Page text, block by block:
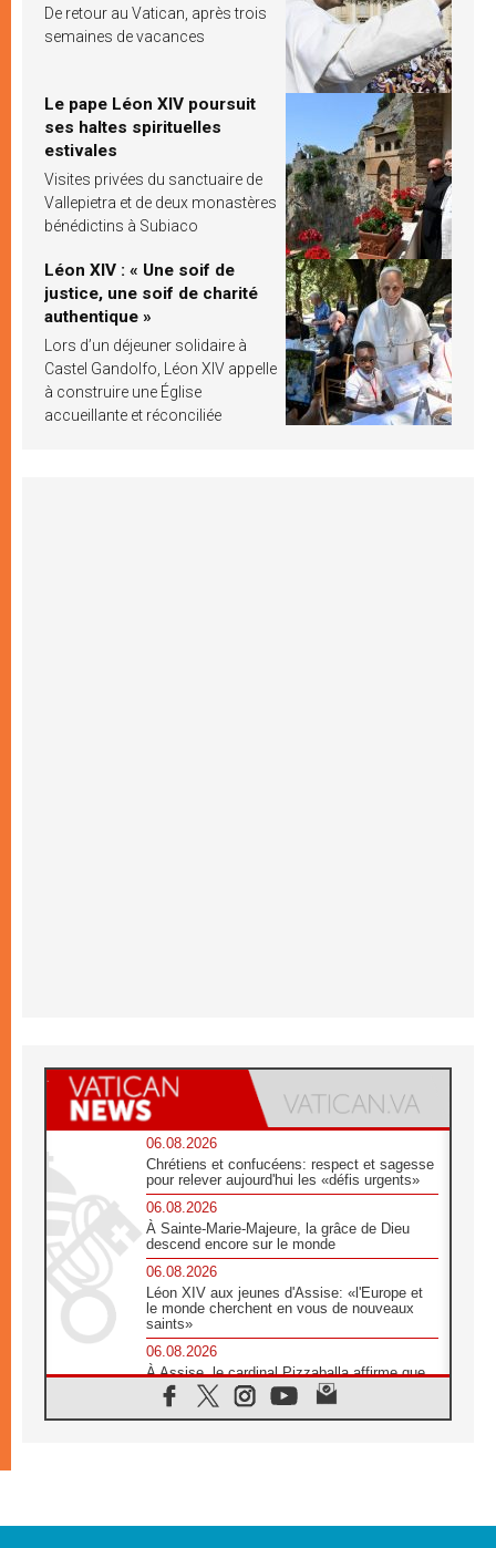
De retour au Vatican, après trois
semaines de vacances
Le pape Léon XIV poursuit
ses haltes spirituelles
estivales
Visites privées du sanctuaire de
Vallepietra et de deux monastères
bénédictins à Subiaco
Léon XIV : « Une soif de
justice, une soif de charité
authentique »
Lors d’un déjeuner solidaire à
Castel Gandolfo, Léon XIV appelle
à construire une Église
accueillante et réconciliée
06.08.2026
Chrétiens et confucéens: respect et sagesse
pour relever aujourd'hui les «défis urgents»
06.08.2026
À Sainte-Marie-Majeure, la grâce de Dieu
descend encore sur le monde
06.08.2026
Léon XIV aux jeunes d'Assise: «l'Europe et
le monde cherchent en vous de nouveaux
saints»
06.08.2026
À Assise, le cardinal Pizzaballa affirme que
«les chrétiens veulent la paix»
06.08.2026